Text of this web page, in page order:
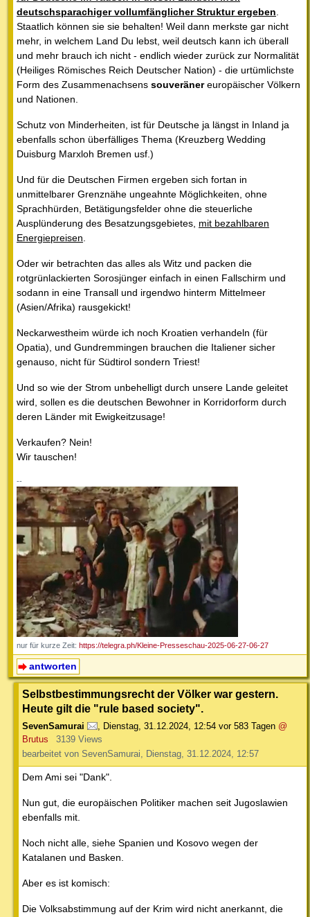
deutschsparachiger vollumfänglicher Struktur ergeben.
Staatlich können sie sie behalten! Weil dann merkste gar nicht
mehr, in welchem Land Du lebst, weil deutsch kann ich überall
und mehr brauch ich nicht - endlich wieder zurück zur Normalität
(Heiliges Römisches Reich Deutscher Nation) - die urtümlichste
Form des Zusammenachsens souveränereuropäischer Völkern
und Nationen.
Schutz von Minderheiten, ist für Deutsche ja längst in Inland ja
ebenfalls schon überfälliges Thema (Kreuzberg Wedding
Duisburg Marxloh Bremen usf.)
Und für die Deutschen Firmen ergeben sich fortan in
unmittelbarer Grenznähe ungeahnte Möglichkeiten, ohne
Sprachhürden, Betätigungsfelder ohne die steuerliche
Ausplünderung des Besatzungsgebietes, mit bezahlbaren
Energiepreisen.
Oder wir betrachten das alles als Witz und packen die
rotgrünlackierten Sorosjünger einfach in einen Fallschirm und
sodann in eine Transall und irgendwo hinterm Mittelmeer
(Asien/Afrika) rausgekickt!
Neckarwestheim würde ich noch Kroatien verhandeln (für
Opatia), und Gundremmingen brauchen die Italiener sicher
genauso, nicht für Südtirol sondern Triest!
Und so wie der Strom unbehelligt durch unsere Lande geleitet
wird, sollen es die deutschen Bewohner in Korridorform durch
deren Länder mit Ewigkeitzusage!
Verkaufen? Nein!
Wir tauschen!
--
nur für kurze Zeit: https://telegra.ph/Kleine-Presseschau-2025-06-27-06-27
antworten
Selbstbestimmungsrecht der Völker war gestern.
Heute gilt die "rule based society".
SevenSamurai , Dienstag, 31.12.2024, 12:54 vor 583 Tagen @
Brutus
3139 Views
bearbeitet von SevenSamurai, Dienstag, 31.12.2024, 12:57
Dem Ami sei "Dank".
Nun gut, die europäischen Politiker machen seit Jugoslawien
ebenfalls mit.
Noch nicht alle, siehe Spanien und Kosovo wegen der
Katalanen und Basken.
Aber es ist komisch:
Die Volksabstimmung auf der Krim wird nicht anerkannt, die